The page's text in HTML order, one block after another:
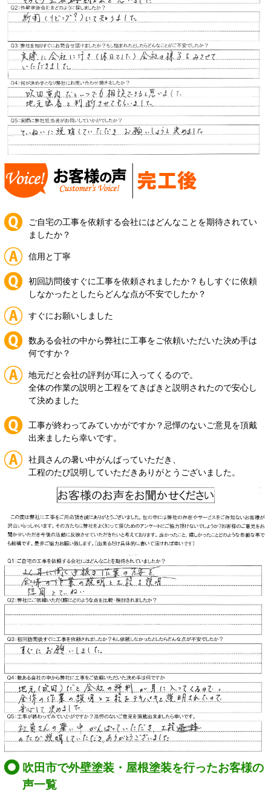
ご自宅の工事を依頼する会社にはどんなことを期待されてい
ましたか？
信用と丁寧
初回訪問後すぐに工事を依頼されましたか？もしすぐに依頼
しなかったとしたらどんな点が不安でしたか？
すぐにお願いしました
数ある会社の中から弊社に工事をご依頼いただいた決め手は
何ですか？
地元だと会社の評判が耳に入ってくるので。
全体の作業の説明と工程をてきぱきと説明されたので安心し
て決めました
工事が終わってみていかがですか？忌憚のないご意見を頂戴
出来ましたら幸いです。
社員さんの暑い中がんばっていただき、
工程のたび説明していただきありがとうございました。
吹田市で外壁塗装・屋根塗装を行ったお客様の
声一覧